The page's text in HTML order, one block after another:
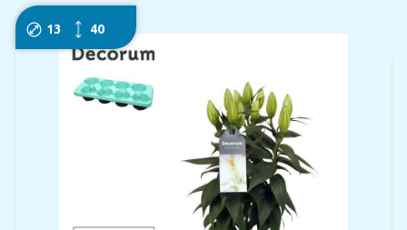
13 40